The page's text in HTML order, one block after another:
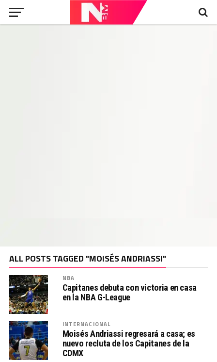
ALL POSTS TAGGED "MOISÉS ANDRIASSI"
NBA
Capitanes debuta con victoria en casa
en la NBA G-League
INTERNACIONAL
Moisés Andriassi regresará a casa; es
nuevo recluta de los Capitanes de la
CDMX